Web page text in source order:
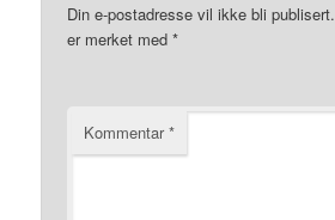
Din e-postadresse vil ikke bli publisert.
er merket med*
Kommentar*